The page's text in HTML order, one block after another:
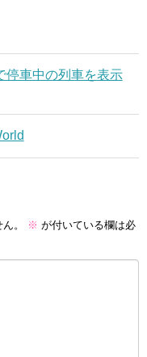
停車中の列車を表示
。 ※ が付いている欄は必